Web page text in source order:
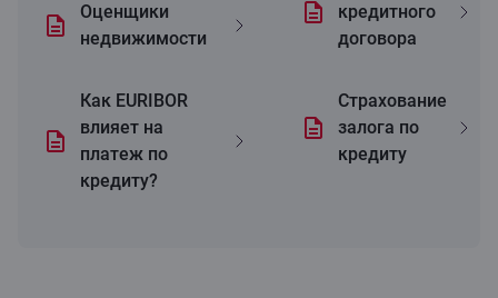
Oценщики
недвижимости
Как EURIBOR
влияет на
платеж по
кредиту?
кредитного
договора
Страхование
залога по
кредиту